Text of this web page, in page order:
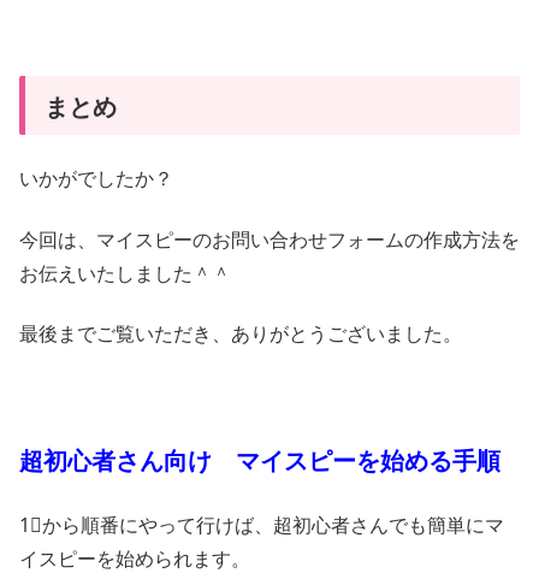
まとめ
いかがでしたか？
今回は、マイスピーのお問い合わせフォームの作成方法を
お伝えいたしました＾＾
最後までご覧いただき、ありがとうございました。
超初心者さん向け マイスピーを始める手順
1⃣から順番にやって行けば、超初心者さんでも簡単にマ
イスピーを始められます。